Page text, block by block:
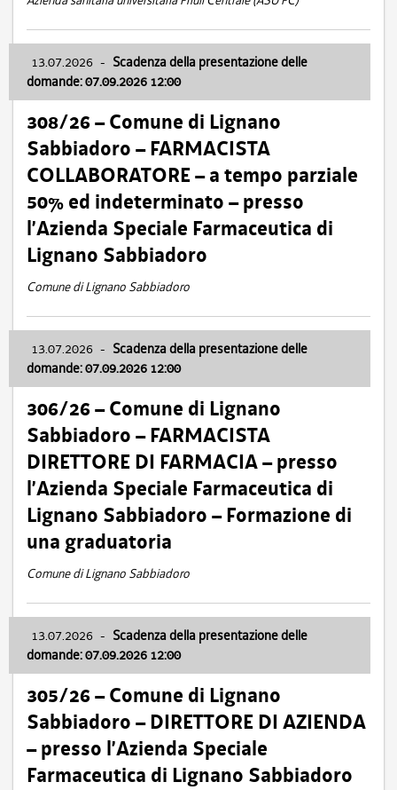
13.07.2026 - Scadenza della presentazione delle
domande: 07.09.2026 12:00
308/26 – Comune di Lignano
Sabbiadoro – FARMACISTA
COLLABORATORE – a tempo parziale
50% ed indeterminato – presso
l’Azienda Speciale Farmaceutica di
Lignano Sabbiadoro
Comune di Lignano Sabbiadoro
13.07.2026 - Scadenza della presentazione delle
domande: 07.09.2026 12:00
306/26 – Comune di Lignano
Sabbiadoro – FARMACISTA
DIRETTORE DI FARMACIA – presso
l’Azienda Speciale Farmaceutica di
Lignano Sabbiadoro – Formazione di
una graduatoria
Comune di Lignano Sabbiadoro
13.07.2026 - Scadenza della presentazione delle
domande: 07.09.2026 12:00
305/26 – Comune di Lignano
Sabbiadoro – DIRETTORE DI AZIENDA
– presso l’Azienda Speciale
Farmaceutica di Lignano Sabbiadoro